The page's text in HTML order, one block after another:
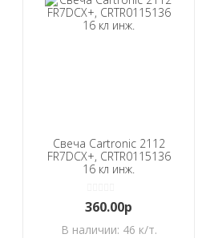
Свеча Cartronic 2112
FR7DCX+, CRTR0115136
16 кл инж.
360.00р
В наличии: 46 к/т.